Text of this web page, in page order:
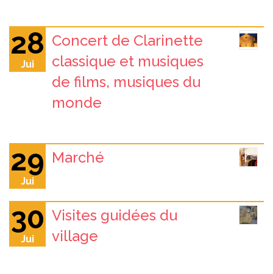
28
Jui
Concert de Clarinette
classique et musiques
de films, musiques du
monde
29
Jui
Marché
30
Jui
Visites guidées du
village